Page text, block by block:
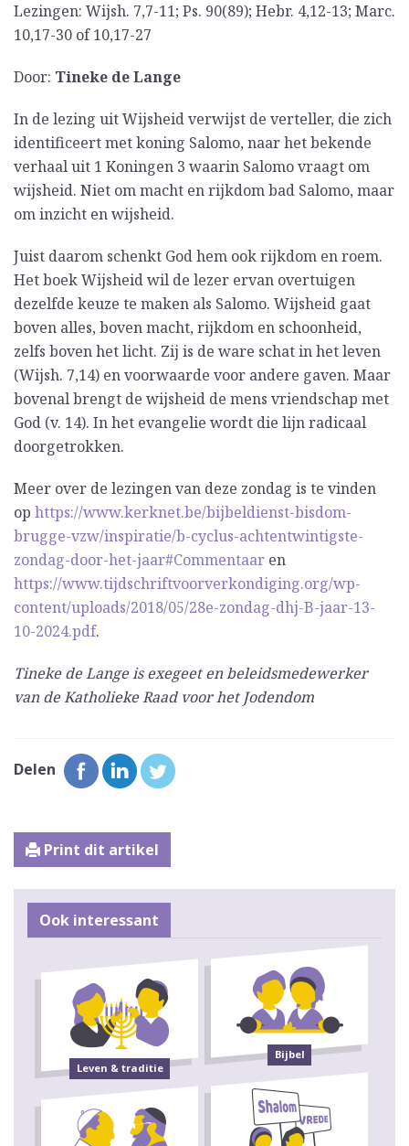
Lezingen: Wijsh. 7,7-11; Ps. 90(89); Hebr. 4,12-13; Marc.
10,17-30 of 10,17-27
Door: Tineke de Lange
In de lezing uit Wijsheid verwijst de verteller, die zich
identificeert met koning Salomo, naar het bekende
verhaal uit 1 Koningen 3 waarin Salomo vraagt om
wijsheid. Niet om macht en rijkdom bad Salomo, maar
om inzicht en wijsheid.
Juist daarom schenkt God hem ook rijkdom en roem.
Het boek Wijsheid wil de lezer ervan overtuigen
dezelfde keuze te maken als Salomo. Wijsheid gaat
boven alles, boven macht, rijkdom en schoonheid,
zelfs boven het licht. Zij is de ware schat in het leven
(Wijsh. 7,14) en voorwaarde voor andere gaven. Maar
bovenal brengt de wijsheid de mens vriendschap met
God (v. 14). In het evangelie wordt die lijn radicaal
doorgetrokken.
Meer over de lezingen van deze zondag is te vinden
op https://www.kerknet.be/bijbeldienst-bisdom-
brugge-vzw/inspiratie/b-cyclus-achtentwintigste-
zondag-door-het-jaar#Commentaar en
https://www.tijdschriftvoorverkondiging.org/wp-
content/uploads/2018/05/28e-zondag-dhj-B-jaar-13-
10-2024.pdf.
Tineke de Lange is exegeet en beleidsmedewerker
van de Katholieke Raad voor het Jodendom
Delen
Print dit artikel
Ook interessant
Leven & traditie
Bijbel